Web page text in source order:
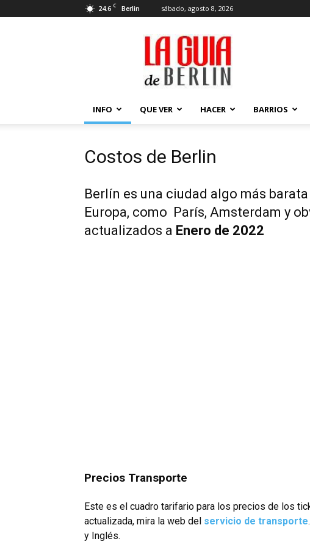
24.6 C Berlin sábado, agosto 8, 2026
INFO QUE VER HACER BARRIOS
Costos de Berlin
Berlín es una ciudad algo más
Europa, como París, Amsterdam y
actualizados a Enero de 2022
Precios Transporte
Este es el cuadro tarifario para los precios de los
actualizada, mira la web del servicio de transporte
y Inglés.